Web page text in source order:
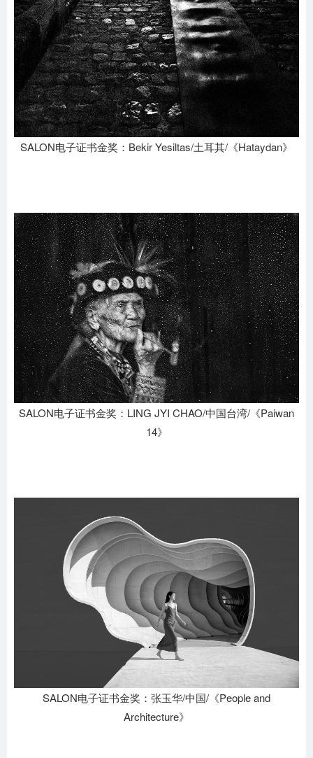
SALON电子证书金奖：Bekir Yesiltas/土耳其/《Hataydan》
SALON电子证书金奖：LING JYI CHAO/中国台湾/《Paiwan
14》
SALON电子证书金奖：张玉华/中国/《People and
Architecture》